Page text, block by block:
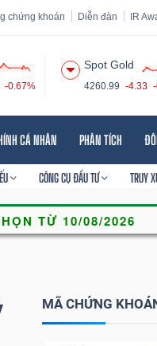
chứng khoán Diễn đàn IR
-0.67%
Spot Gold
4260.99 -4.33
CÁ NHÂN PHÂN TÍCH
CÔNG CỤ ĐẦU TƯ TRUY
MÃ CHỨNG